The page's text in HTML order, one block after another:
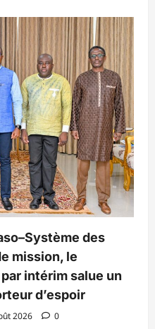
des
mission, le
intérim salue un
d’espoir
2026 0